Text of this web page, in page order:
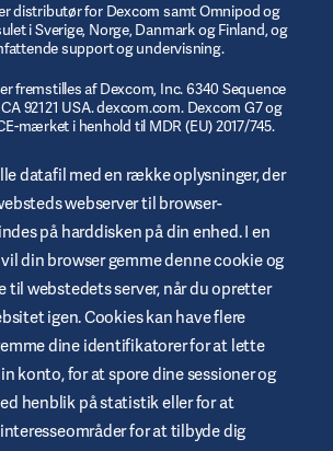
distributør for Dexcom samt Omnipod og
i Sverige, Norge, Danmark og Finland, og
support og undervisning.
fremstilles af Dexcom, Inc. 6340 Sequence
92121 USA. dexcom.com. Dexcom G7 og
mærket i henhold til MDR (EU) 2017/745.
Corporation producent. Omnipod,
DASH-logoet og Podder er varemærker
tilhørende Insulet Corporation i
myomnipod.com Omnipod DASH
mærket i henhold til MDR (EU) 2017/745.
og betingelser for websted
Fortrolighetspolitik
Cookies
datafil med en række oplysninger, der
webserver til browser-
på harddisken på din enhed. I en
din browser gemme denne cookie og
til webstedets server, når du opretter
igen. Cookies kan have flere
dine identifikatorer for at lette
konto, for at spore dine sessioner og
henblik på statistik eller for at
for at tilbyde dig